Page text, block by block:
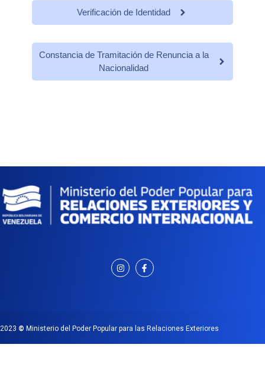
Verificación de Identidad
Constancia de Tramitación de Renuncia a la
Nacionalidad
2023 © Ministerio del Poder Popular para las Relaciones Exteriores